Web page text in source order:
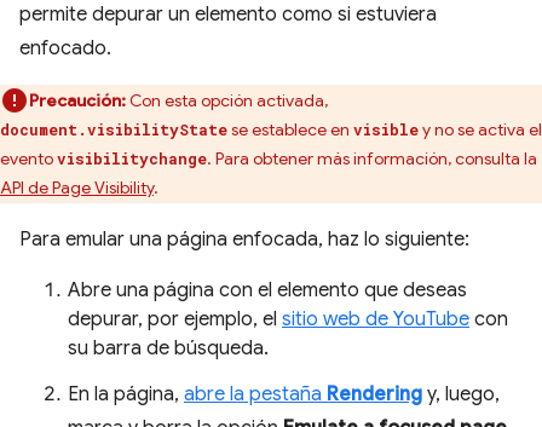
permite depurar un elemento como si estuviera
enfocado.
Precaución:Con esta opción activada,
document.visibilityStatese establece en visibley no se activa el
eventovisibilitychange. Para obtener más información, consulta la
API de Page Visibility.
Para emular una página enfocada, haz lo siguiente:
Abre una página con el elemento que deseas
depurar, por ejemplo, el sitio web de YouTube con
su barra de búsqueda.
En la página, abre la pestaña Rendering y, luego,